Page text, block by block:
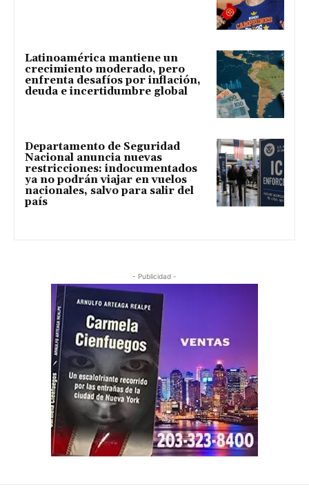
Latinoamérica mantiene un
crecimiento moderado, pero
enfrenta desafíos por inflación,
deuda e incertidumbre global
Departamento de Seguridad
Nacional anuncia nuevas
restricciones: indocumentados
ya no podrán viajar en vuelos
nacionales, salvo para salir del
país
- Publicidad -